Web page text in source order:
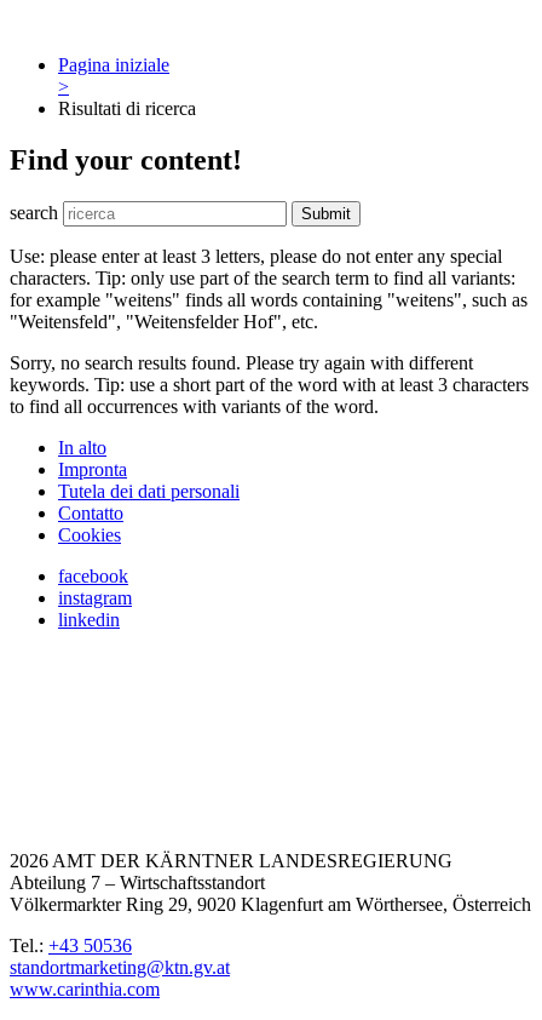
Pagina iniziale
>
Risultati di ricerca
Find your content!
search Submit
Use: please enter at least 3 letters, please do not enter any special
characters. Tip: only use part of the search term to find all variants:
for example "weitens" finds all words containing "weitens", such as
"Weitensfeld", "Weitensfelder Hof", etc.
Sorry, no search results found. Please try again with different
keywords. Tip: use a short part of the word with at least 3 characters
to find all occurrences with variants of the word.
In alto
Impronta
Tutela dei dati personali
Contatto
Cookies
facebook
instagram
linkedin
2026 AMT DER KÄRNTNER LANDESREGIERUNG
Abteilung 7 – Wirtschaftsstandort
Völkermarkter Ring 29, 9020 Klagenfurt am Wörthersee, Österreich
Tel.: +43 50536
standortmarketing@ktn.gv.at
www.carinthia.com